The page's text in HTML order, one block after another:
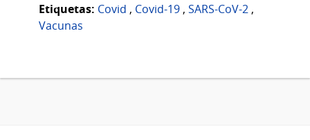
Etiquetas: Covid , Covid-19 , SARS-CoV-2 ,
Vacunas